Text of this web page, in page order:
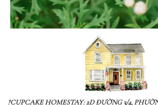
?CUPCAKE HOMESTAY: 2D ĐƯỜNG 3/4,